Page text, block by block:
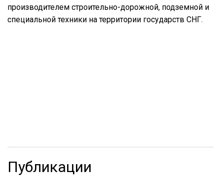
производителем строительно-дорожной, подземной и
специальной техники на территории государств СНГ.
Публикации